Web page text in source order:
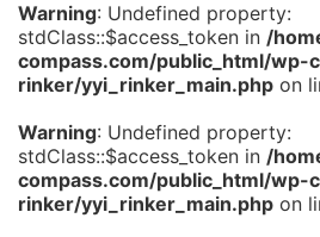
Warning: Undefined property:
stdClass::$access_token in /
compass.com/public_html/wp-
rinker/yyi_rinker_main.php on
Warning: Undefined property:
stdClass::$access_token in /
compass.com/public_html/wp-
rinker/yyi_rinker_main.php on